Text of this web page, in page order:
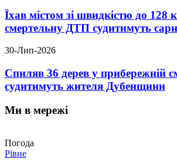
Їхав містом зі швидкістю до 128
смертельну ДТП судитимуть
30-Лип-2026
Спиляв 36 дерев у прибережній
судитимуть жителя Дубенщини
Ми в мережі
Погода
Рівне